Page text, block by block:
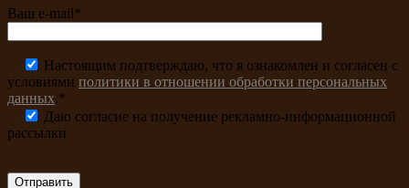
Ваш e-mail*
Настоящим подтверждаю, что я ознакомлен и согласен с
условиями политики в отношении обработки персональных
данных.*
Даю согласие на получение рекламно-информационной
рассылки